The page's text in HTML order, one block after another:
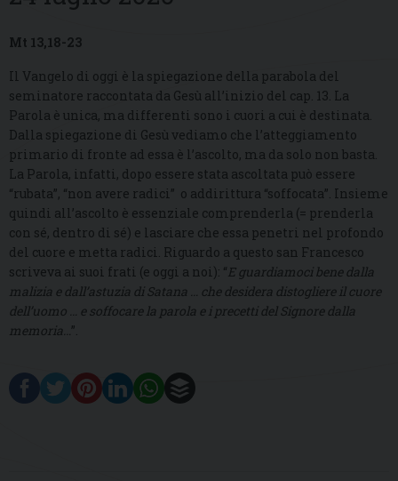
Mt 13,18-23
Il Vangelo di oggi è la spiegazione della parabola del
seminatore raccontata da Gesù all’inizio del cap. 13. La
Parola è unica, ma differenti sono i cuori a cui è destinata.
Dalla spiegazione di Gesù vediamo che l’atteggiamento
primario di fronte ad essa è l’ascolto, ma da solo non basta.
La Parola, infatti, dopo essere stata ascoltata può essere
“rubata”, “non avere radici” o addirittura “soffocata”. Insieme
quindi all’ascolto è essenziale comprenderla (= prenderla
con sé, dentro di sé) e lasciare che essa penetri nel profondo
del cuore e metta radici. Riguardo a questo san Francesco
scriveva ai suoi frati (e oggi a noi): “E guardiamoci bene dalla
malizia e dall’astuzia di Satana … che desidera distogliere il cuore
dell’uomo … e soffocare la parola e i precetti del Signore dalla
memoria…”.